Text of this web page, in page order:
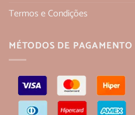
Termos e Condições
MÉTODOS DE PAGAMENTO